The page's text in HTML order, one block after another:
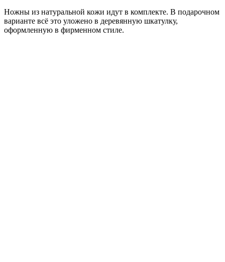
Ножны из натуральной кожи идут в комплекте. В подарочном
варианте всё это уложено в деревянную шкатулку,
оформленную в фирменном стиле.